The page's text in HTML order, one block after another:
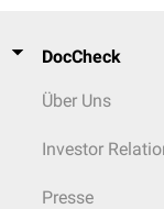
DocCheck
Über Uns
Investor
Presse